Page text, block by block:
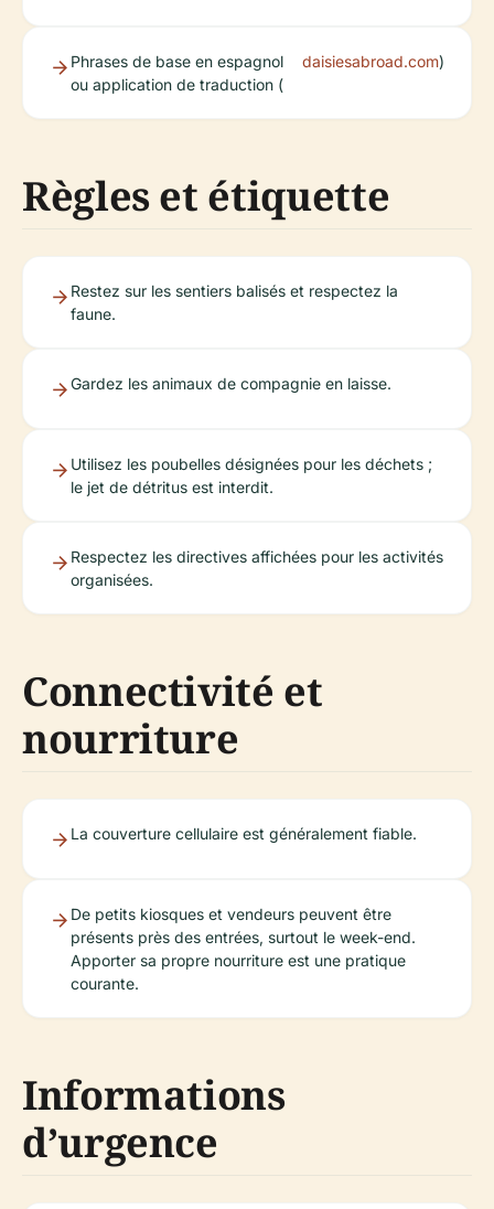
Phrases de base en espagnol
ou application de traduction (
daisiesabroad.com)
Règles et étiquette
Restez sur les sentiers balisés et respectez la
faune.
Gardez les animaux de compagnie en laisse.
Utilisez les poubelles désignées pour les déchets ;
le jet de détritus est interdit.
Respectez les directives affichées pour les activités
organisées.
Connectivité et
nourriture
La couverture cellulaire est généralement fiable.
De petits kiosques et vendeurs peuvent être
présents près des entrées, surtout le week-end.
Apporter sa propre nourriture est une pratique
courante.
Informations
d’urgence